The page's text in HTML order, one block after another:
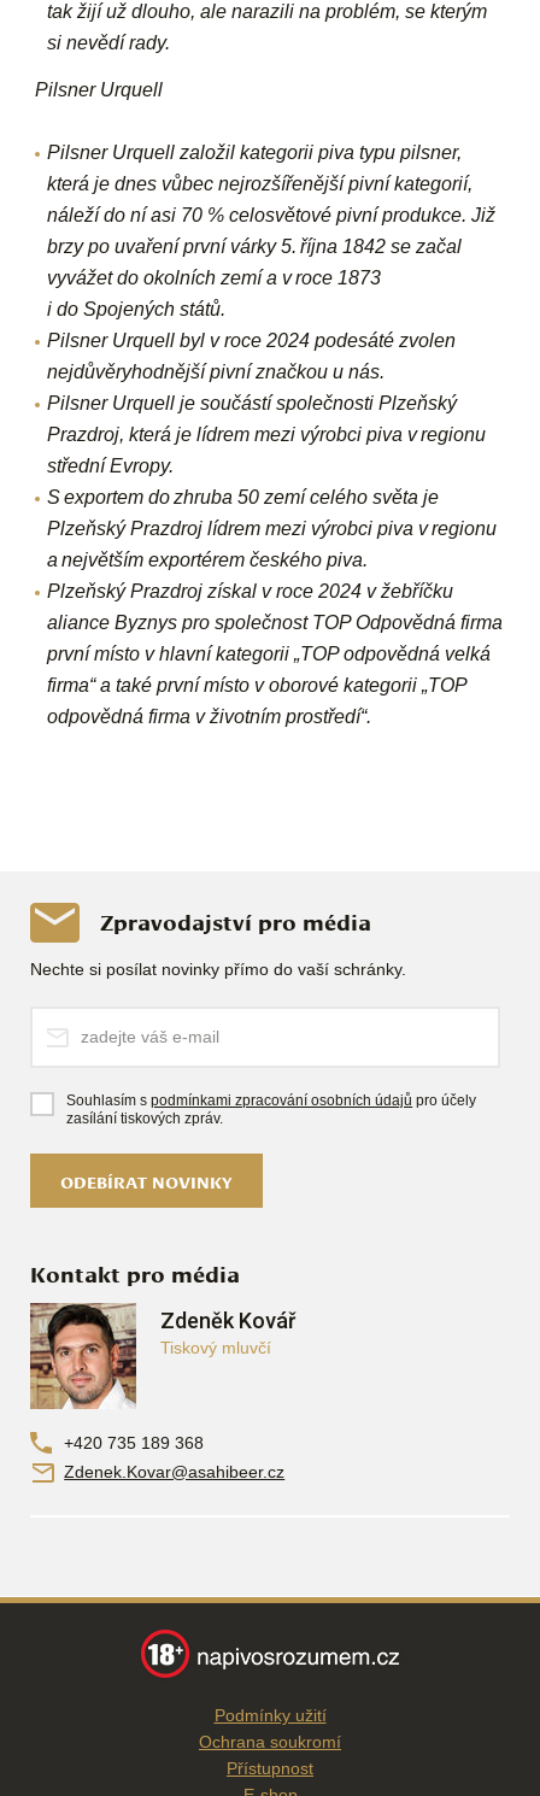
tak žijí už dlouho, ale narazili na problém, se kterým
si nevědí rady.
Pilsner Urquell
Pilsner Urquell založil kategorii piva typu pilsner,
která je dnes vůbec nejrozšířenější pivní kategorií,
náleží do ní asi 70 % celosvětové pivní produkce. Již
brzy po uvaření první várky 5. října 1842 se začal
vyvážet do okolních zemí a v roce 1873
i do Spojených států.
Pilsner Urquell byl v roce 2024 podesáté zvolen
nejdůvěryhodnější pivní značkou u nás.
Pilsner Urquell je součástí společnosti Plzeňský
Prazdroj, která je lídrem mezi výrobci piva v regionu
střední Evropy.
S exportem do zhruba 50 zemí celého světa je
Plzeňský Prazdroj lídrem mezi výrobci piva v regionu
a největším exportérem českého piva.
Plzeňský Prazdroj získal v roce 2024 v žebříčku
aliance Byznys pro společnost TOP Odpovědná firma
první místo v hlavní kategorii „TOP odpovědná velká
firma“ a také první místo v oborové kategorii „TOP
odpovědná firma v životním prostředí“.
Zpravodajství pro média
Nechte si posílat novinky přímo do vaší schránky.
Souhlasím spodmínkami zpracování osobních údajů pro účely
zasílání tiskových zpráv.
ODEBÍRAT NOVINKY
Kontakt pro média
Zdeněk Kovář
Tiskový mluvčí
+420 735 189 368
Zdenek.Kovar@asahibeer.cz
Podmínky užití
Ochrana soukromí
Přístupnost